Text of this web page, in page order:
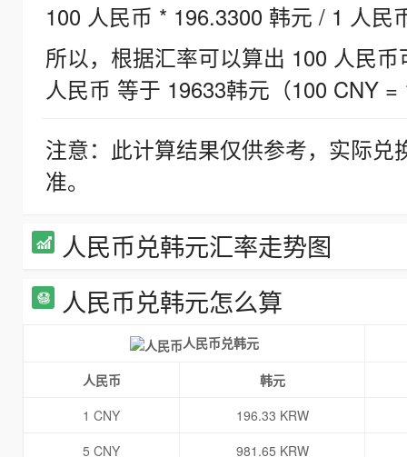
100 人民币 * 196.3300 韩元 / 1 人民
所以，根据汇率可以算出 100 人民
人民币 等于 19633韩元（100 CNY =
注意：此计算结果仅供参考，实际
准。
人民币兑韩元汇率走势图
人民币兑韩元怎么算
人民币兑韩元
人民币
韩元
1 CNY
196.33 KRW
5 CNY
981.65 KRW